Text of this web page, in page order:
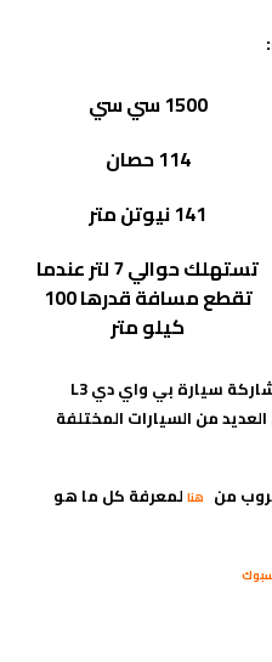
1500 سي سي
114 حصان
141 نيوتن متر
تستهلك حوالي 7 لتر عندما
تقطع مسافة قدرها 100
كيلو متر
وهناك بعض التصريحات أيضًا عن مشاركة سيارة بي واي دي L3
العديد من السيارات المختلفة
من هنا لمعرفة كل ما هو